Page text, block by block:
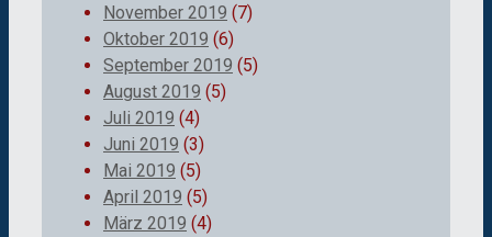
November 2019 (7)
Oktober 2019 (6)
September 2019 (5)
August 2019 (5)
Juli 2019 (4)
Juni 2019 (3)
Mai 2019 (5)
April 2019 (5)
März 2019 (4)